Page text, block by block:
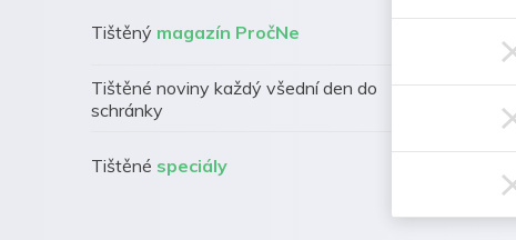
Tištěný magazín PročNe
Tištěné noviny každý všední den do
schránky
Tištěné speciály